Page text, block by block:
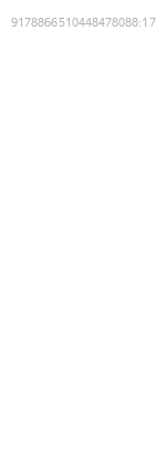
9178866510448478088: